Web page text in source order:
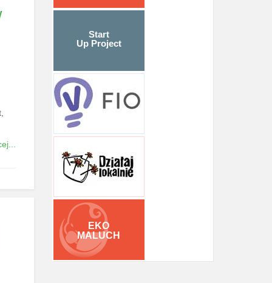
Start
Up Project
EKO
MALUCH